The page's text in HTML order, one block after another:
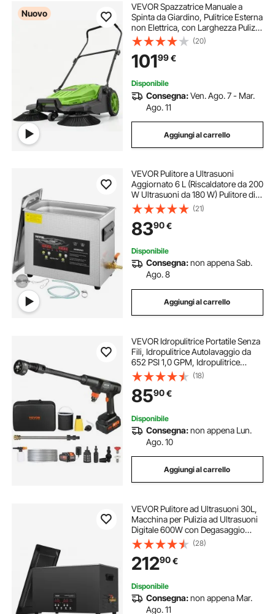
Nuovo
VEVOR Spazzatrice Manuale a
Spinta da Giardino, Pulitrice Esterna
non Elettrica, con Larghezza Pulizia
650 mm, Contenitore Rifiuti e
Manico Pieghevole Regolabile,
Colore Verde, per Garage e Sentieri
(20)
10199€
Disponibile
Consegna:Ven. Ago. 7 - Mar.
Ago. 11
Aggiungi al carrello
VEVOR Pulitore a Ultrasuoni
Aggiornato 6 L (Riscaldatore da 200
W Ultrasuoni da 180 W) Pulitore di
Parti a Ultrasuoni da Laboratorio
Digitale con Temporizzatore per
Pulizia di Strumenti di Gioielli
(21)
8390€
Disponibile
Consegna:non appena Sab.
Ago. 8
Aggiungi al carrello
VEVOR Idropulitrice Portatile Senza
Fili, Idropulitrice Autolavaggio da
652 PSI 1,0 GPM, Idropulitrice
Portatile ad Alta Pressione con
Batteria da 4,0 Ah, Pulitrice Portatile
Accessori con Valigetta
(18)
8590€
Disponibile
Consegna:non appena Lun.
Ago. 10
Aggiungi al carrello
VEVOR Pulitore ad Ultrasuoni 30L,
Macchina per Pulizia ad Ultrasuoni
Digitale 600W con Degasaggio
Modalità Delicata, Pulitore ad
Ultrasuoni Industriale da 40kHz con
Timer e Riscaldatore per Gioielli
(28)
21290€
Disponibile
Consegna:non appena Mar.
Ago. 11